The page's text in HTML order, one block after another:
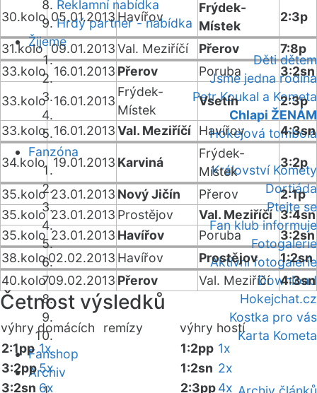
Reklamní nabídka
Hrdý partner - nabídka
Žijeme
Děti dětem
Jsme jedna rodina
Petr Koukal a Kometa
Chlapi ŽENÁM
Hokejová tombola
Fanzóna
Království Komety
Dortiáda
Ptejte se
Fan klub informuje
Fotogalerie
Aktivní fotogalerie
Download
Hokejchat.cz
Kostka pro vás
Karta Kometa
Fanshop
Archiv
30.kolo 05.01.2013 Havířov
Frýdek-
Místek
2:3p
31.kolo 09.01.2013Val. Meziříčí Přerov
7:8p
33.kolo 16.01.2013 Přerov Poruba
3:2sn
33.kolo 16.01.2013
Frýdek-
Místek
Vsetín
2:3p
33.kolo 16.01.2013Val. Meziříčí Havířov 4:3sn
34.kolo 19.01.2013 Karviná
Frýdek-
Místek
3:2p
35.kolo 23.01.2013 Nový Jičín Přerov
2:1p
35.kolo 23.01.2013 Prostějov Val. Meziříčí 3:4sn
35.kolo 23.01.2013 Havířov Poruba
3:2sn
38.kolo02.02.2013 Havířov Prostějov
1:2sn
40.kolo09.02.2013 Přerov Val. Meziříčí 4:3sn
Četnost výsledků
výhry domácích remízy výhry hostí
2:1pp 1x
3:2pp5x
3:2sn 6x
1:2pp 1x
1:2sn 2x
2:3pp4x